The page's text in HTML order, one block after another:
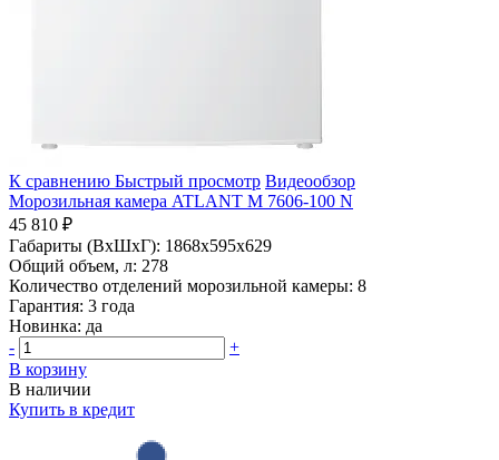
К сравнению Быстрый просмотр Видеообзор
Морозильная камера ATLANT М 7606-100 N
45 810 ₽
Габариты (ВхШхГ): 1868x595x629
Общий объем, л: 278
Количество отделений морозильной камеры: 8
Гарантия: 3 года
Новинка: да
-
+
В корзину
В наличии
Купить в кредит